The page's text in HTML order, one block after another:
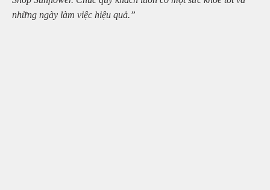
những ngày làm việc hiệu quả.”